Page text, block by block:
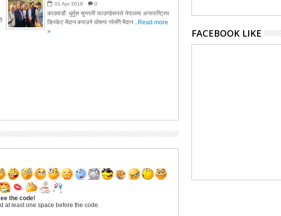
01 Apr 2018 0
काठमाडौं: धुर्मुस सुन्तली फाउण्डेसनले नेपालमा अन्तराष्ट्रिय
क्रिकेट मैदान बनाउने घोषणा गरेसँगै मैदान... Read more
»
the code!
at least one space before the code.
FACEBOOK LIKE